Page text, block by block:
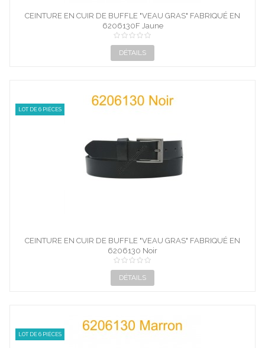
CEINTURE EN CUIR DE BUFFLE "VEAU GRAS" FABRIQUÉ EN
FRANCE...
6206130F Jaune
DÉTAILS
LOT DE 6 PIÈCES
CEINTURE EN CUIR DE BUFFLE "VEAU GRAS" FABRIQUÉ EN
FRANCE...
6206130 Noir
DÉTAILS
LOT DE 6 PIÈCES